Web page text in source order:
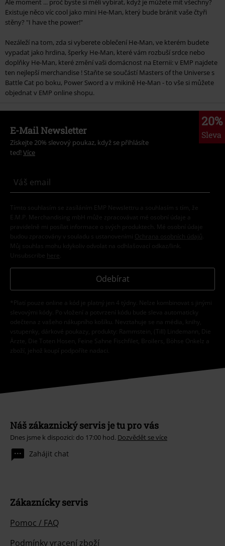
Existuje něco víc cool jako mini He-Man, který bude bránit vaše čtyři
stěny? "I have the power!"
Nezáleží na tom, zda si vyberete oblečení He-Man, ve kterém budete
vypadat jako hrdina, šperky He-Man, které vám rozbuší srdce nebo
doplňky He-Man, které změní vaši domácnost na Eternii: v EMP najdete
ten nejlepší merchandise ! Staňte se součástí Masters of the Universe s
Battle Cat po boku, Power Sword a v mikině He-Man - to vše si můžete
objednat v EMP online shopu.
20%
Sleva
E-Mail Newsletter
Získejte 20% slevový poukaz, když se přihlásíte
teď! Více
Tímto souhlasím se zasíláním EMP Newslettru a souhlasím s tím, že
E.M.P. Merchandising mbH může zpracovávat mé osobní údaje a
pravidelně mi posílat informace o svých produktech. Mé osobní údaje
budou zpracovány v souladu s ustanoveními
Ochrana osobních údajů
Můj souhlas mohu kdykoliv odvolat na odhlašovací odkaz/link.
Unsubscribe here
Odebírat
*Platí pouze online a kód je platný jen 4 týdny. Nelze kombinovat s jinými
slevovými kódy. Po vložení a potvrzení kódu bude sleva automaticky
odečtena z vašeho nákupního košíku. Nevztahuje se na média, knihy,
vstupenky, dárkové poukazy, produkty: Rammstein, (Till) Lindemann, Die
Ärzte, Die Toten Hosen, Feine Sahne Fischfilet, Broilers, Böhse Onkelz a
zboží, jehož koupí podpoříte nadaci.
Náš zákaznický servis je tu pro vás
Dnes jsme k dispozici: do 17:00 hod. Dozvědět se více
Zahájit chat
Zákaznícky servis
Pomoc / FAQ
Podmínky vracení zboží